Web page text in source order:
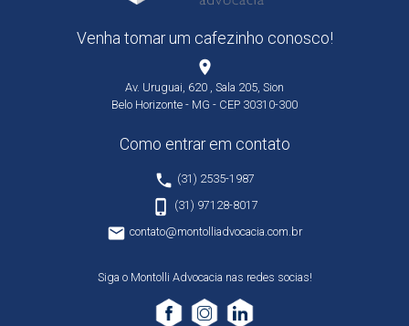
Venha tomar um cafezinho conosco!
place
Av. Uruguai, 620 , Sala 205, Sion
Belo Horizonte - MG - CEP 30310-300
Como entrar em contato
phone (31) 2535-1987
phone_iphone (31) 97128-8017
email contato@montolliadvocacia.com.br
Siga o Montolli Advocacia nas redes socias!